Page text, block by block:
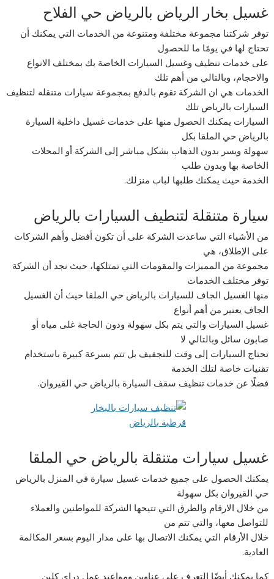
غسيل بخار الرياض بالرياض حي الفلاح
توفر شركتنا مجموعة مختلفة ومتنوعة من الخدمات التي يمكنك أن
تحتاج لها في يومًا ما للحصول
على خدمات تنظيف وغسيل السيارات الخاصة بك بمختلف الانواع
والاحجام، وبالتالي من أهم تلك
الخدمات هي ان الشركة تقوم بالدفع بمجموعة سيارات متنقله لتنظيف
السيارات بالرياض تلك
السيارات يمكنك الحصول منها على خدمات غسيل داخلية السيارة
بالرياض حي الملقا بكل
سهولة ويسر بدون الذهاب بشكل مباشر إلى الشركة أو المحلات
الخاصة بها وبدون طلب
الخدمة حيث يمكنك طلبها لباب منزلك.
سيارة متنقلة لتنطيف السيارات بالرياض
من الأشياء التي ساعدت الشركة على أن تكون أفضل وأهم الشركات
على الإطلاق، هي
مجموعة من المميزات والمقومات التي تمتلكها، حيث نجد أن الشركة
توفر مختلف الخدمات
منها الغسيل الجاف للسيارات بالرياض حي الملقا حيث أن الغسيل
الجاف يعتبر من أهم أنواع
غسيل السيارات والتي يتم بكل سهولة ودون الحاجة غلى مياه أو
صابون سائل وبالتالي لا
تحتاج السيارات إلى وقت للتجفيف بل تتم بسرعة كبيرة باستخدام
تقنيات خاصة لتلك الخدمة
فضلًا عن خدمات تنظيف سقف السيارة بالرياض حي القيروان.
غسيل سيارات متنقلة بالرياض حي الملقا
يمكنك الحصول على جميع خدمات غسيل سيارة في المنزل بالرياض
حي القيروان بكل سهولة
من خلال الارقام والطرق التي تتيحها الشركة للمواطنين والعملاء
للتواصل معها، والتي تتم من
خلال الأرقام التي يمكنك الاتصال بها على مدار اليوم بسعر المكالمة
العادية.
كما يمكنك أيضًا التعرف على عناوين ومواعيد عمل دراي كلين